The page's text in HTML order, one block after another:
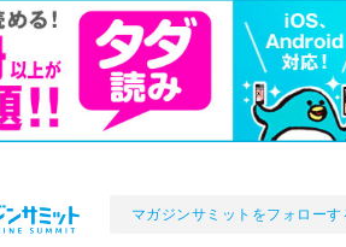
マガジンサミットをフォローす